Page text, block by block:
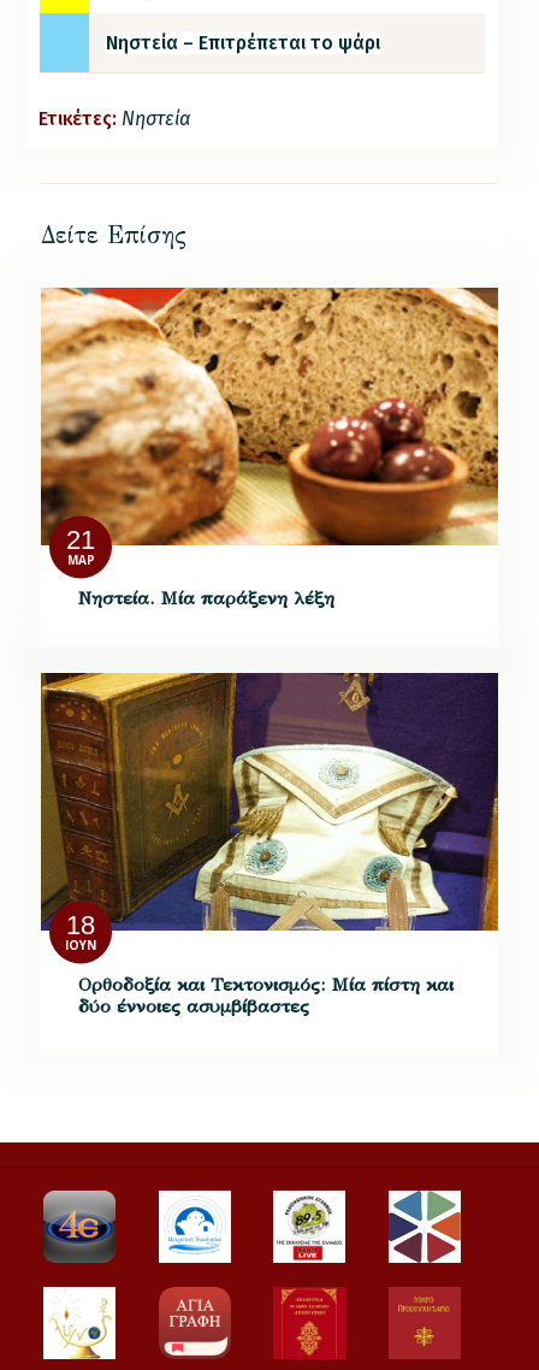
Νηστεία – Επιτρέπεται το ψάρι
Ετικέτες: Νηστεία
Δείτε Επίσης
21
ΜΑΡ
Νηστεία. Μία παράξενη λέξη
18
ΙΟΎΝ
Ορθοδοξία και Τεκτονισμός: Μία πίστη και
δύο έννοιες ασυμβίβαστες